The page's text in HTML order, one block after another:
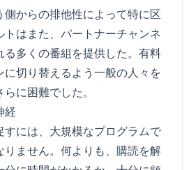
側からの排他性によって特に区
トはまた、パートナーチャンネ
る多くの番組を提供した。有料
切り替えるよう一般の人々を
に困難でした。
経
すには、大規模なプログラムで
りません。何よりも、購読を解